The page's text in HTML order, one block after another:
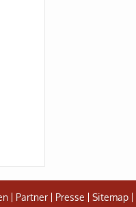
Partner Presse Sitemap